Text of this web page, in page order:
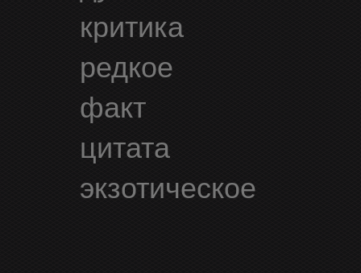
критика
редкое
факт
цитата
экзотическое